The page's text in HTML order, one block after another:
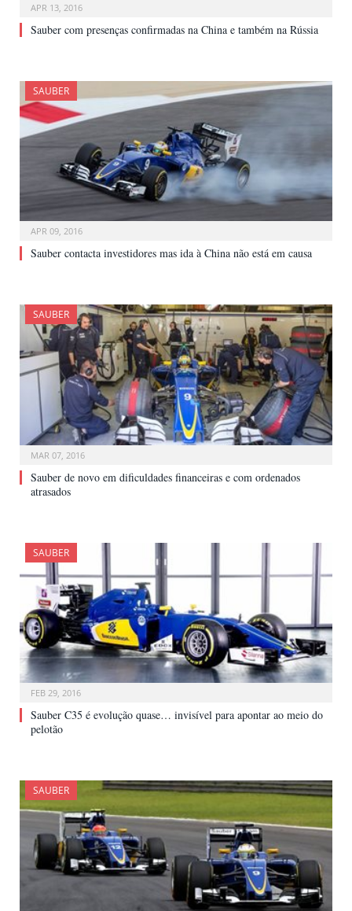
APR 13, 2016
Sauber com presenças confirmadas na China e também na Rússia
SAUBER
APR 09, 2016
Sauber contacta investidores mas ida à China não está em causa
SAUBER
MAR 07, 2016
Sauber de novo em dificuldades financeiras e com ordenados
atrasados
SAUBER
FEB 29, 2016
Sauber C35 é evolução quase… invisível para apontar ao meio do
pelotão
SAUBER